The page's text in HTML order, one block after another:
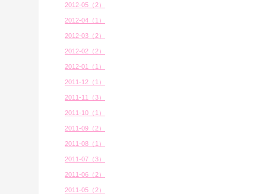
2012-05（2）
2012-04（1）
2012-03（2）
2012-02（2）
2012-01（1）
2011-12（1）
2011-11（3）
2011-10（1）
2011-09（2）
2011-08（1）
2011-07（3）
2011-06（2）
2011-05（2）